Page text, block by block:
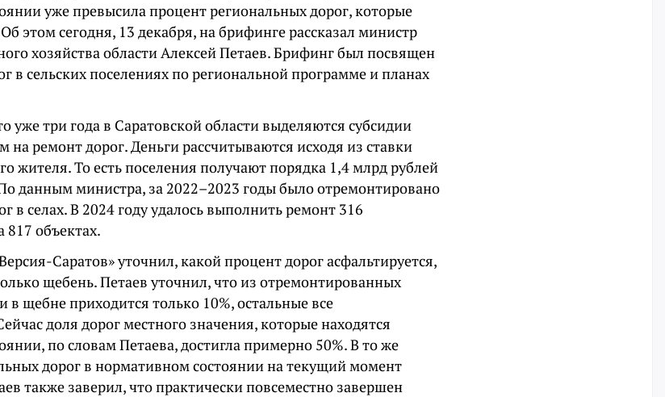
уже превысила процент региональных дорог, которые
этом сегодня, 13 декабря, на брифинге рассказал министр
хозяйства области Алексей Петаев. Брифинг был посвящен
в сельских поселениях по региональной программе и планах
уже три года в Саратовской области выделяются субсидии
на ремонт дорог. Деньги рассчитываются исходя из ставки
жителя. То есть поселения получают порядка 1,4 млрд рублей
данным министра, за 2022–2023 годы было отремонтировано
в селах. В 2024 году удалось выполнить ремонт 316
817 объектах.
Саратов» уточнил, какой процент дорог асфальтируется,
щебень. Петаев уточнил, что из отремонтированных
в щебне приходится только 10%, остальные все
доля дорог местного значения, которые находятся
по словам Петаева, достигла примерно 50%. В то же
дорог в нормативном состоянии на текущий момент
также заверил, что практически повсеместно завершен